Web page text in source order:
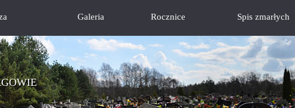
Galeria Rocznice Spis zmarłych